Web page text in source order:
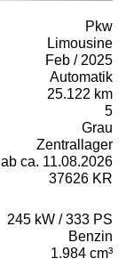
Pkw
Limousine
Feb / 2025
Automatik
25.122 km
5
Grau
Zentrallager
ab ca. 11.08.2026
37626 KR
245 kW / 333 PS
Benzin
1.984 cm³